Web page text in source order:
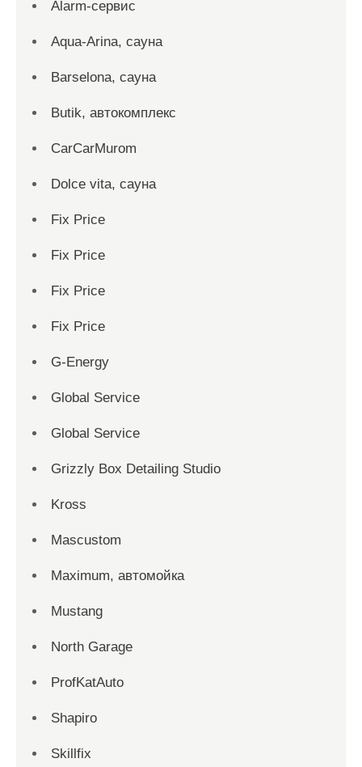
Alarm-сервис
Aqua-Arina, сауна
Barselona, сауна
Butik, автокомплекс
CarCarMurom
Dolce vita, сауна
Fix Price
Fix Price
Fix Price
Fix Price
G-Energy
Global Service
Global Service
Grizzly Box Detailing Studio
Kross
Mascustom
Maximum, автомойка
Mustang
North Garage
ProfKatAuto
Shapiro
Skillfix